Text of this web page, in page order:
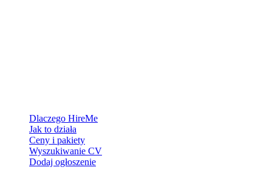
Dlaczego HireMe
Jak to działa
Ceny i pakiety
Wyszukiwanie CV
Dodaj ogłoszenie